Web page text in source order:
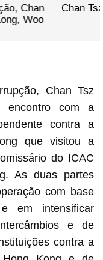
do ICAC de Hong
Chan Tsz
com a
contra a
que visitou a
do ICAC
As duas partes
com base
em intensificar
e de
contra a